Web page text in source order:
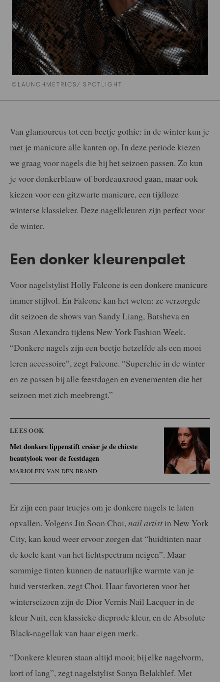
©LAUNCHMETRICS/ SPOTLIGHT
Van glamoureus tot een beetje gothic: in de winter kun je
met je manicure alle kanten op. In deze periode kiezen
we graag voor nagels die bij het seizoen passen. Zo kun
je voor donkerblauw of bordeauxrood gaan, maar ook
kiezen voor een gitzwarte manicure, een tijdloze
winterse klassieker. Deze nagelkleuren zijn perfect voor
de winter.
Een donker kleurenpalet
Voor nagelstylist Holly Falcone is een donkere manicure
immer stijlvol. En Falcone kan het weten: ze verzorgde
dit seizoen de shows van Sandy Liang, Batsheva en
Susan Alexandra tijdens New York Fashion Week.
“Donkere nagels zijn een beetje hetzelfde als een mooi
leren accessoire”, zegt Falcone. “Superchic in de winter
en ze passen bij alle feestdagen en evenementen die het
seizoen met zich meebrengt.”
LEES OOK
Met donkere lippenstift creëer je de chicste
beautylook voor de feestdagen
MARJOLEIN VAN DEN BRAND
Er zijn een paar trucjes om je donkere nagels te laten
opvallen. Volgens Jin Soon Choi, nail artist in New York
City, kan koud weer ervoor zorgen dat “huidtinten naar
de koele kant van het lichtspectrum neigen”. Maar
sommige tinten kunnen de natuurlijke warmte van je
huid versterken, zegt Choi. Haar favorieten voor het
winterseizoen zijn de Dior Vernis Nail Lacquer in de
kleur Nuit, een klassieke dieprode kleur, en de Absolute
Black-nagellak van haar eigen merk.
“Donkere kleuren staan altijd mooi; bij elke nagelvorm,
kort of lang”, zegt nagelstylist Sonya Belakhlef. Met